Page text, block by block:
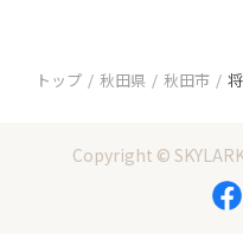
トップ 秋田県 秋田市
Copyright ©